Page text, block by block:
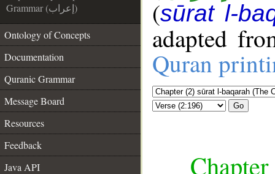
Grammar (إعراب)
Ontology of Concepts
Documentation
Quranic Grammar
Message Board
Resources
Feedback
Java API
(sūrat l-
adapted
Quran
Go